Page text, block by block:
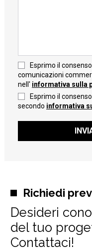
Richiedi
Desideri
del tuo
Contattaci!
Esprimo il
comunicazioni
nell' informativa sulla
Esprimo il
secondo informativa